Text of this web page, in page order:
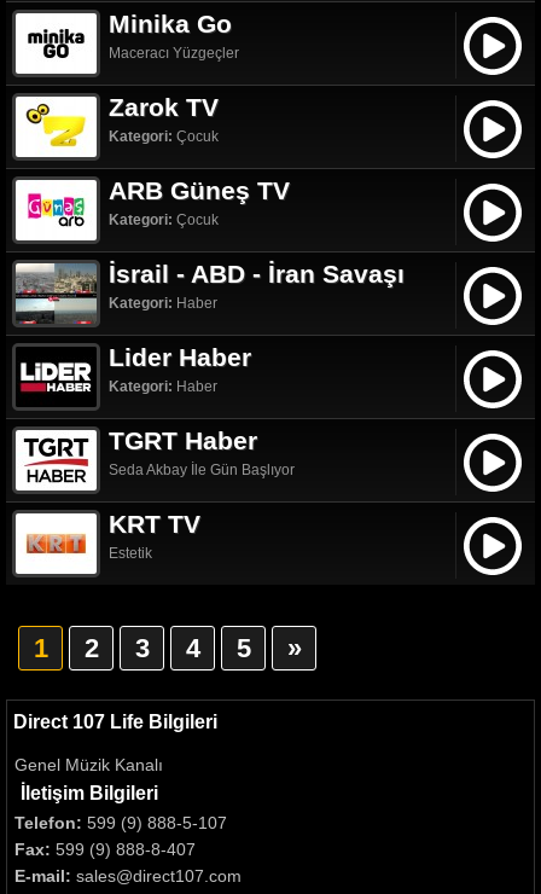
Minika Go
Maceracı Yüzgeçler
Zarok TV
Kategori: Çocuk
ARB Güneş TV
Kategori: Çocuk
İsrail - ABD - İran Savaşı
Kategori: Haber
Lider Haber
Kategori: Haber
TGRT Haber
Seda Akbay İle Gün Başlıyor
KRT TV
Estetik
1 2 3 4 5 »
Direct 107 Life Bilgileri
Genel Müzik Kanalı
İletişim Bilgileri
Telefon: 599 (9) 888-5-107
Fax: 599 (9) 888-8-407
E-mail: sales@direct107.com